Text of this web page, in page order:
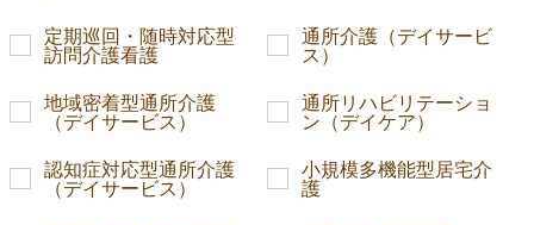
定期巡回・随時対応型
訪問介護看護
通所介護（デイサービ
ス）
地域密着型通所介護
（デイサービス）
通所リハビリテーショ
ン（デイケア）
認知症対応型通所介護
（デイサービス）
小規模多機能型居宅介
護